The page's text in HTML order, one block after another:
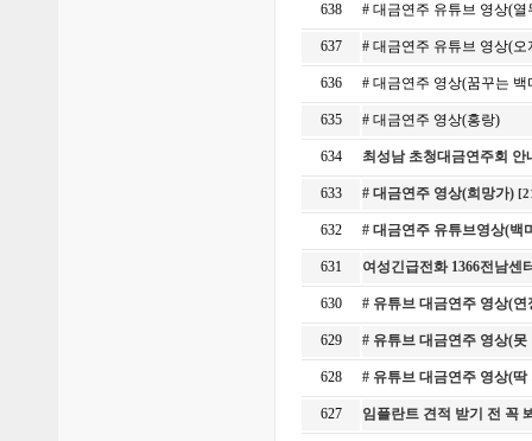
638 # 대금연주 유튜브 영상(
637 # 대금연주 유튜브 영상(
636 # 대금연주 영상(꿈꾸는
635 # 대금연주 영상(홍랑)
634 최성남 초청대금연주회
633 # 대금연주 영상(희망가)
632 # 대금연주 유튜브영상(
631 여성긴급전화 1366전남
630 # 유튜브 대금연주 영상(
629 # 유튜브 대금연주 영상(
628 # 유튜브 대금연주 영상(
627 임플란트 견적 받기 전 꼭